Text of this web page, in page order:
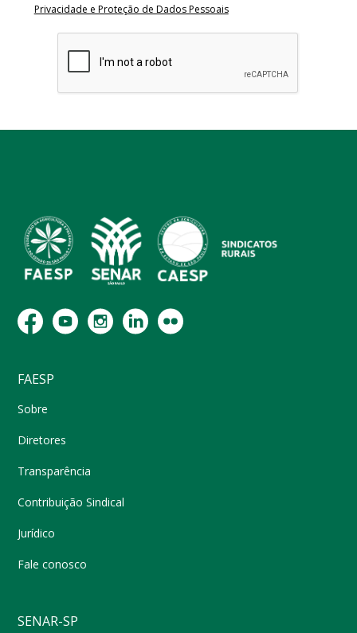
Privacidade e Proteção de Dados Pessoais
FAESP
Sobre
Diretores
Transparência
Contribuição Sindical
Jurídico
Fale conosco
SENAR-SP